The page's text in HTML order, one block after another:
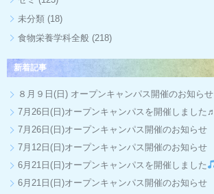
未分類 (18)
食物栄養学科全般 (218)
新着記事
８月９日(日) オープンキャンパス開催のお知らせ
7月26日(日)オープンキャンパスを開催しました♬
7月26日(日)オープンキャンパス開催のお知らせ
7月12日(日)オープンキャンパス開催のお知らせ
6月21日(日)オープンキャンパスを開催しました
6月21日(日)オープンキャンパス開催のお知らせ